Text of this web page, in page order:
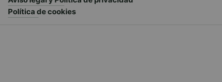
Política de cookies